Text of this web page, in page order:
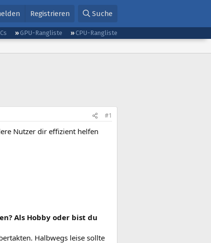
Registrieren Suche
GPU-Rangliste
CPU-Rangliste
#1
Nutzer dir effizient helfen
Als Hobby oder bist du
Halbwegs leise sollte